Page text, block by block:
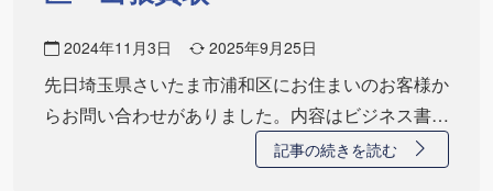
2024年11月3日 2025年9月25日
先日埼玉県さいたま市浦和区にお住まいのお客様か
らお問い合わせがありました。内容はビジネス書や
記事の続きを読む